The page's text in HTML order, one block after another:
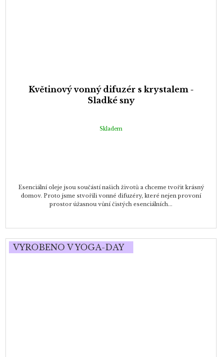
Květinový vonný difuzér s krystalem -
Sladké sny
Skladem
Esenciální oleje jsou součástí našich životů a chceme tvořit krásný
domov. Proto jsme stvořili vonné difuzéry, které nejen provoní
prostor úžasnou vůní čistých esenciálních...
VYROBENO V YOGA-DAY